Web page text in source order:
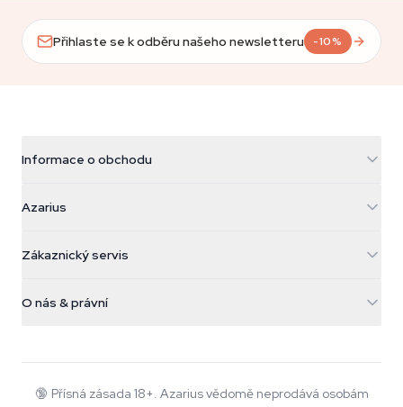
Přihlaste se k odběru našeho newsletteru -10%
Informace o obchodu
Galvaniweg 11
Nederland
+31(0)204897914
Azarius
Kouzelné houby
Smokeshop
Zákaznický servis
Pravidla vrácení
Časté dotazy
O nás & právní
Wiki
Blog
🔞 Přísná zásada 18+. Azarius vědomě neprodává osobám